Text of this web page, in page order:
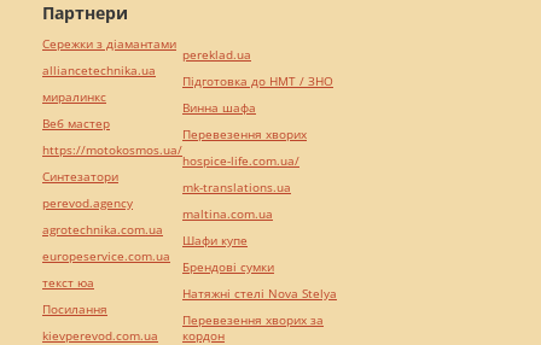
Партнери
Сережки з діамантами
alliancetechnika.ua
миралинкс
Веб мастер
https://motokosmos.ua/
Синтезатори
perevod.agency
agrotechnika.com.ua
europeservice.com.ua
текст юа
Посилання
kievperevod.com.ua
pereklad.ua
Підготовка до НМТ / ЗНО
Винна шафа
Перевезення хворих
hospice-life.com.ua/
mk-translations.ua
maltina.com.ua
Шафи купе
Брендові сумки
Натяжні стелі Nova Stelya
Перевезення хворих за
кордон